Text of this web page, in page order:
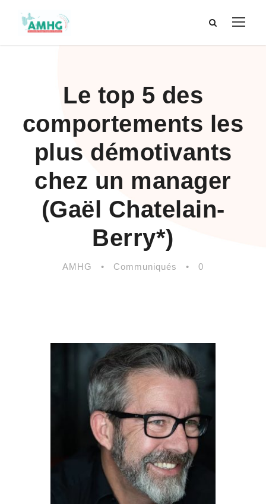
Le top 5 des
comportements les
plus démotivants
chez un manager
(Gaël Chatelain-
Berry*)
AMHG • Communiqués • 0